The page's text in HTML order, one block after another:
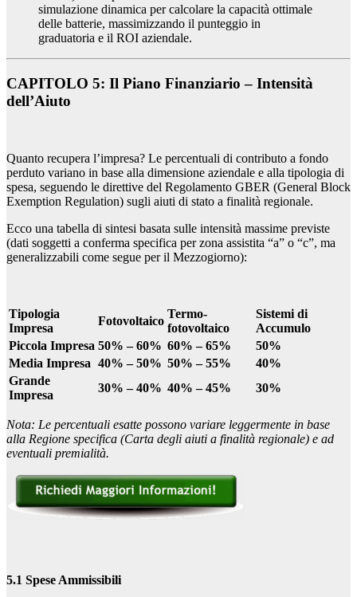
simulazione dinamica per calcolare la capacità ottimale
delle batterie, massimizzando il punteggio in
graduatoria e il ROI aziendale.
CAPITOLO 5: Il Piano Finanziario – Intensità
dell’Aiuto
Quanto recupera l’impresa? Le percentuali di contributo a fondo
perduto variano in base alla dimensione aziendale e alla tipologia di
spesa, seguendo le direttive del Regolamento GBER (General Block
Exemption Regulation) sugli aiuti di stato a finalità regionale.
Ecco una tabella di sintesi basata sulle intensità massime previste
(dati soggetti a conferma specifica per zona assistita “a” o “c”, ma
generalizzabili come segue per il Mezzogiorno):
Tipologia
Impresa
Fotovoltaico
Termo-
fotovoltaico
Sistemi di
Accumulo
Piccola Impresa 50% – 60% 60% – 65%
50%
Media Impresa 40% – 50% 50% – 55%
40%
Grande
Impresa
30% – 40% 40% – 45% 30%
Nota: Le percentuali esatte possono variare leggermente in base
alla Regione specifica (Carta degli aiuti a finalità regionale) e ad
eventuali premialità.
5.1 Spese Ammissibili